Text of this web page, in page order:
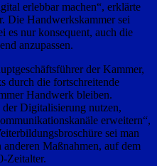
erlebbar machen“, erklärte
Die Handwerkskammer sei
es nur konsequent, auch die
anzupassen.
der Kammer,
durch die fortschreitende
Handwerk bleiben.
Digitalisierung nutzen,
erweitern“,
sei man
Maßnahmen, auf dem
Zeitalter.